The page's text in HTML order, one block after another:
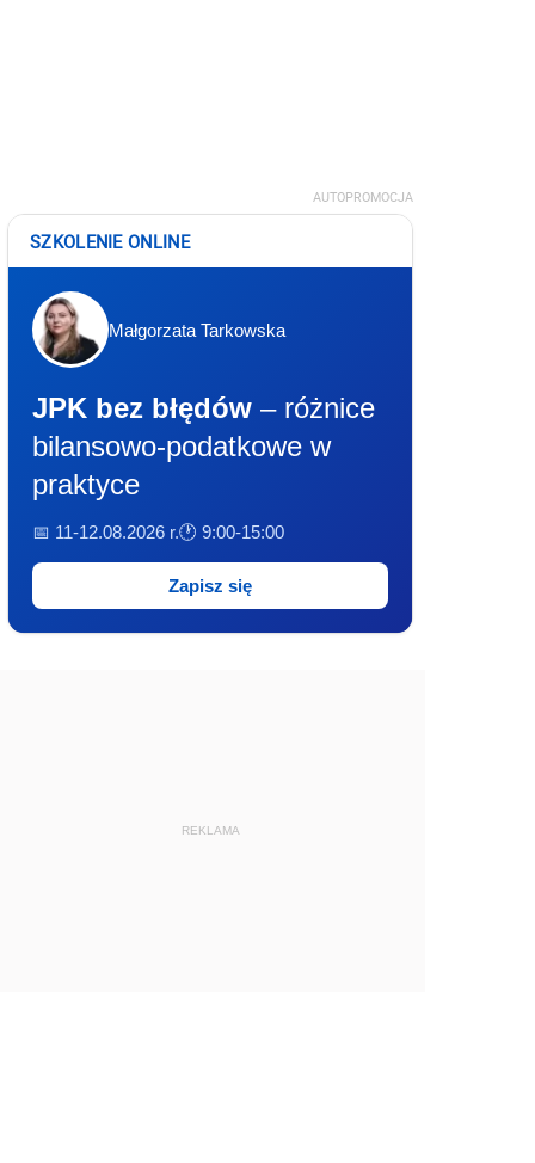
AUTOPROMOCJA
SZKOLENIE ONLINE
Małgorzata Tarkowska
JPK bez błędów – różnice
bilansowo-podatkowe w
praktyce
📅 11-12.08.2026 r.🕐 9:00-15:00
Zapisz się
REKLAMA